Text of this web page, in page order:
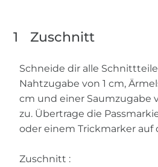
1 Zuschnitt
Schneide dir alle
Nahtzugabe von 1 cm,
cm und einer Saumzugabe
zu. Übertrage die
oder einem Trickmarker auf
Zuschnitt :